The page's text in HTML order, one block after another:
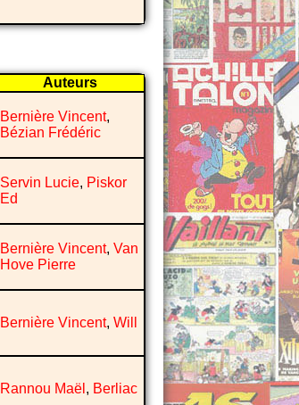
Auteurs
Bernière Vincent,
Bézian Frédéric
Servin Lucie, Piskor
Ed
Bernière Vincent, Van
Hove Pierre
Bernière Vincent, Will
Rannou Maël , Berliac